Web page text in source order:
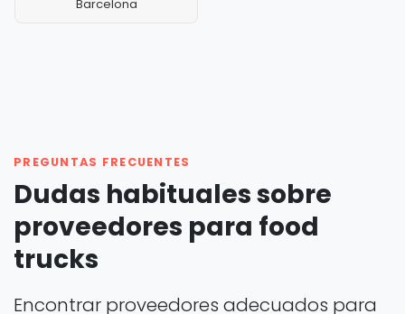
Barcelona
PREGUNTAS FRECUENTES
Dudas habituales sobre
proveedores para food
trucks
Encontrar proveedores adecuados para